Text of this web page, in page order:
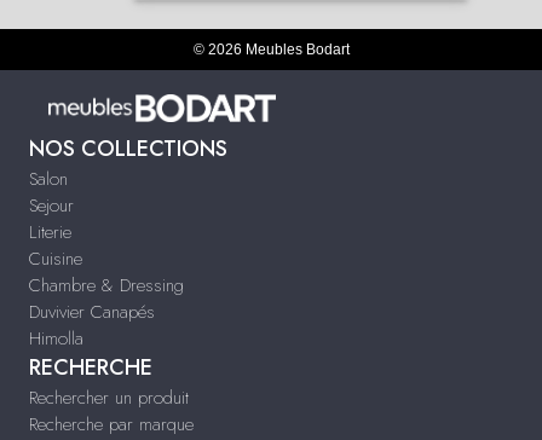
© 2026 Meubles Bodart
NOS COLLECTIONS
Salon
Sejour
Literie
Cuisine
Chambre & Dressing
Duvivier Canapés
Himolla
RECHERCHE
Rechercher un produit
Recherche par marque